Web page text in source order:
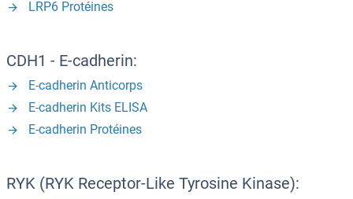
LRP6 Protéines
CDH1 - E-cadherin:
E-cadherin Anticorps
E-cadherin Kits ELISA
E-cadherin Protéines
RYK (RYK Receptor-Like Tyrosine Kinase):